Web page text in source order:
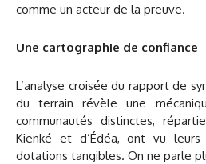
comme un acteur de la preuve.
Une cartographie de confiance
L’analyse croisée du rapport de
du terrain révèle une
communautés distinctes,
Kienké et d’Édéa, ont vu
dotations tangibles. On ne parle